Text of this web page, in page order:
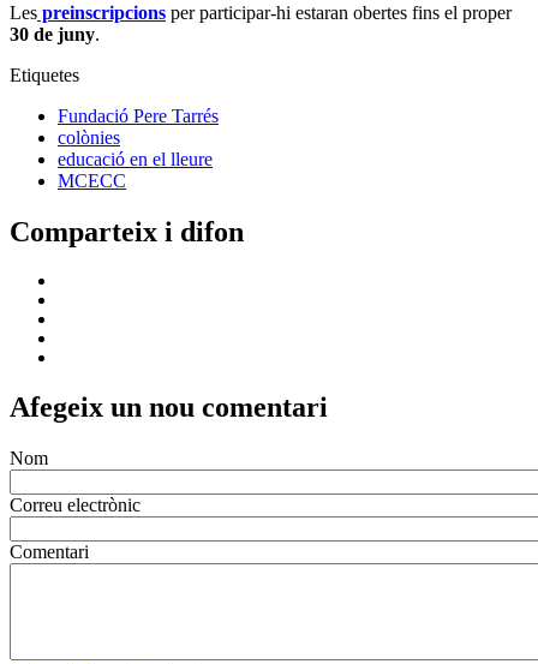
Les preinscripcions per participar-hi estaran obertes fins el proper
30 de juny.
Etiquetes
Fundació Pere Tarrés
colònies
educació en el lleure
MCECC
Comparteix i difon
Afegeix un nou comentari
Nom
Correu electrònic
Comentari